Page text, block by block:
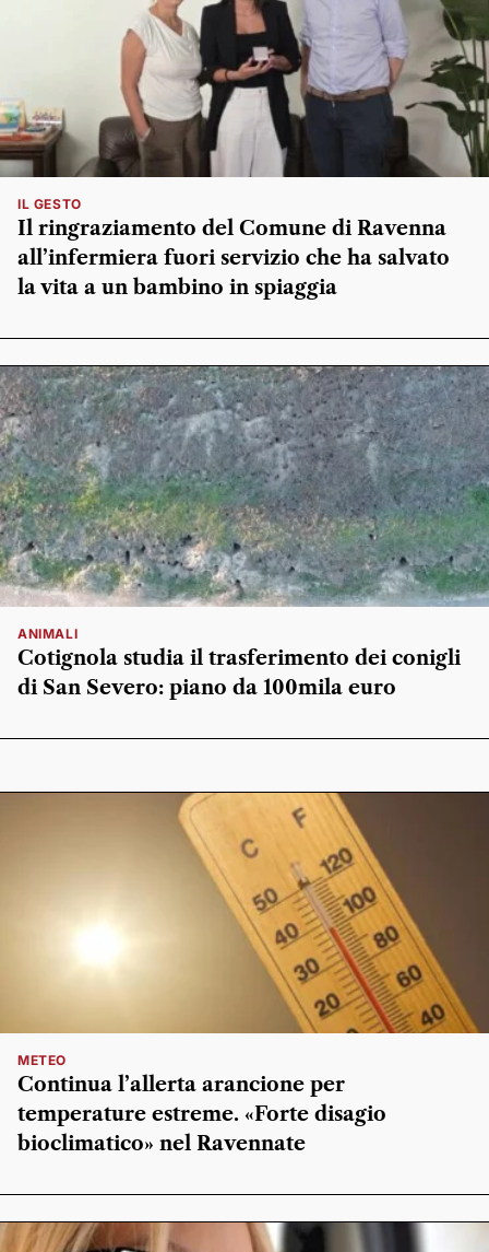
IL GESTO
Il ringraziamento del Comune di Ravenna
all’infermiera fuori servizio che ha salvato
la vita a un bambino in spiaggia
ANIMALI
Cotignola studia il trasferimento dei conigli
di San Severo: piano da 100mila euro
METEO
Continua l’allerta arancione per
temperature estreme. «Forte disagio
bioclimatico» nel Ravennate